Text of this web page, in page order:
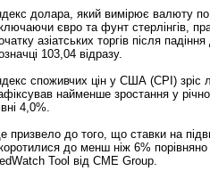
долара, який вимірює валюту
євро та фунт стерлінгів,
азіатських торгів після
103,04 відразу.
споживчих цін у США (CPI) зріс
найменше зростання у
4,0%.
призвело до того, що ставки на
до менш ніж 6%
Tool від CME Group.